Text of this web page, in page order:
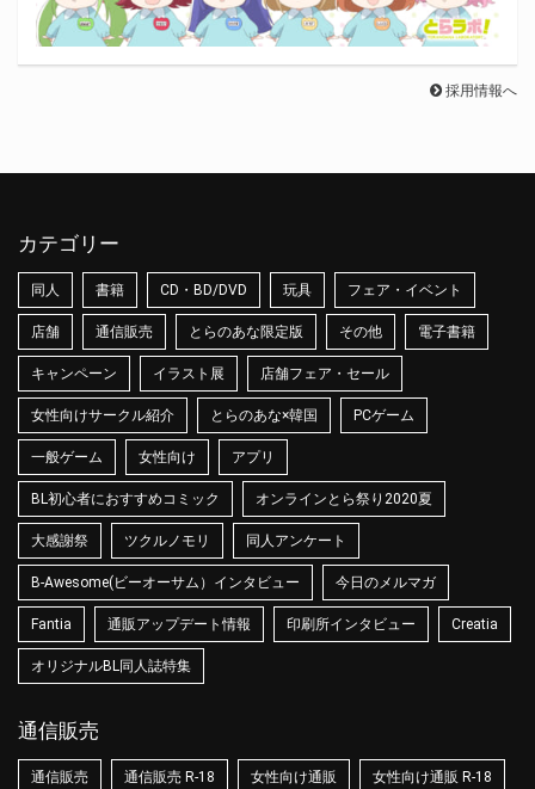
採用情報へ
カテゴリー
同人 書籍 CD・BD/DVD 玩具 フェア・イベント
店舗 通信販売 とらのあな限定版 その他 電子書籍
キャンペーン イラスト展 店舗フェア・セール
女性向けサークル紹介 とらのあな×韓国 PCゲーム
一般ゲーム 女性向け アプリ
BL初心者におすすめコミック オンラインとら祭り2020夏
大感謝祭 ツクルノモリ 同人アンケート
B-Awesome(ビーオーサム）インタビュー 今日のメルマガ
Fantia 通販アップデート情報 印刷所インタビュー Creatia
オリジナルBL同人誌特集
通信販売
通信販売 通信販売 R-18 女性向け通販 女性向け通販 R-18